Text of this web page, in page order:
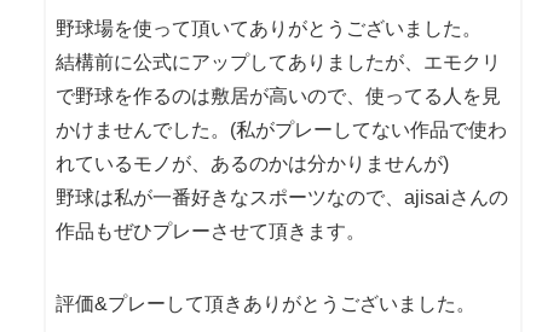
野球場を使って頂いてありがとうございました。
結構前に公式にアップしてありましたが、エモクリ
で野球を作るのは敷居が高いので、使ってる人を見
かけませんでした。(私がプレーしてない作品で使わ
れているモノが、あるのかは分かりませんが)
野球は私が一番好きなスポーツなので、ajisaiさんの
作品もぜひプレーさせて頂きます。
評価&プレーして頂きありがとうございました。